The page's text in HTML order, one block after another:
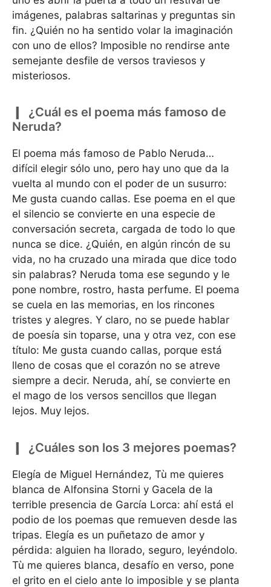
imágenes, palabras saltarinas y preguntas sin
fin. ¿Quién no ha sentido volar la imaginación
con uno de ellos? Imposible no rendirse ante
semejante desfile de versos traviesos y
misteriosos.
¿Cuál es el poema más famoso de
Neruda?
El poema más famoso de Pablo Neruda…
difícil elegir sólo uno, pero hay uno que da la
vuelta al mundo con el poder de un susurro:
Me gusta cuando callas. Ese poema en el que
el silencio se convierte en una especie de
conversación secreta, cargada de todo lo que
nunca se dice. ¿Quién, en algún rincón de su
vida, no ha cruzado una mirada que dice todo
sin palabras? Neruda toma ese segundo y le
pone nombre, rostro, hasta perfume. El poema
se cuela en las memorias, en los rincones
tristes y alegres. Y claro, no se puede hablar
de poesía sin toparse, una y otra vez, con ese
título: Me gusta cuando callas, porque está
lleno de cosas que el corazón no se atreve
siempre a decir. Neruda, ahí, se convierte en
el mago de los versos sencillos que llegan
lejos. Muy lejos.
¿Cuáles son los 3 mejores poemas?
Elegía de Miguel Hernández, Tù me quieres
blanca de Alfonsina Storni y Gacela de la
terrible presencia de García Lorca: ahí está el
podio de los poemas que remueven desde las
tripas. Elegía es un puñetazo de amor y
pérdida: alguien ha llorado, seguro, leyéndolo.
Tù me quieres blanca, desafío en verso, pone
el grito en el cielo ante lo imposible y se planta